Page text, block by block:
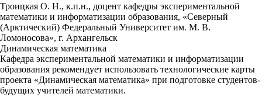
Троицкая О. Н., к.п.н., доцент кафедры экспериментальной
математики и информатизации образования, «Северный
(Арктический) Федеральный Университет им. М. В.
Ломоносова», г. Архангельск
Динамическая математика
Кафедра экспериментальной математики и информатизации
образования рекомендует использовать технологические карты
проекта «Динамическая математика» при подготовке студентов-
будущих учителей математики.